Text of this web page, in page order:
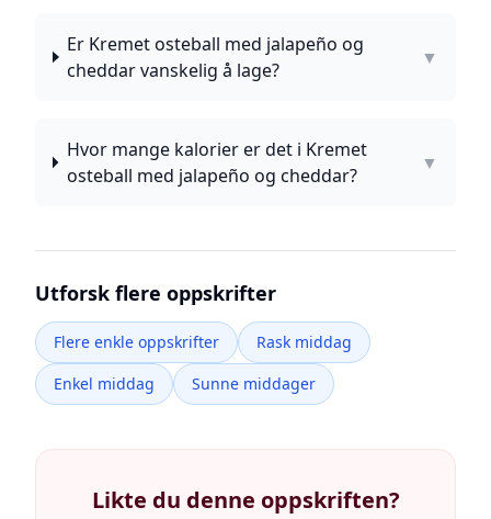
Er Kremet osteball med jalapeño og
cheddar vanskelig å lage?
▼
Hvor mange kalorier er det i Kremet
osteball med jalapeño og cheddar?
▼
Utforsk flere oppskrifter
Flere enkle oppskrifter
Rask middag
Enkel middag
Sunne middager
Likte du denne oppskriften?